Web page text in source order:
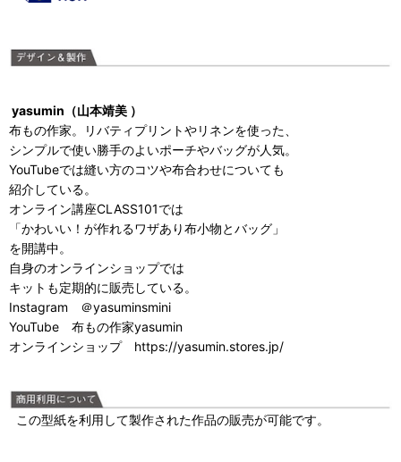
yasumin（山本靖美 ）
布もの作家。リバティプリントやリネンを使った、
シンプルで使い勝手のよいポーチやバッグが人気。
YouTubeでは縫い方のコツや布合わせについても
紹介している。
オンライン講座CLASS101では
「かわいい！が作れるワザあり布小物とバッグ」
を開講中。
自身のオンラインショップでは
キットも定期的に販売している。
Instagram ＠yasuminsmini
YouTube 布もの作家yasumin
オンラインショップ https://yasumin.stores.jp/
この型紙を利用して製作された作品の販売が可能です。